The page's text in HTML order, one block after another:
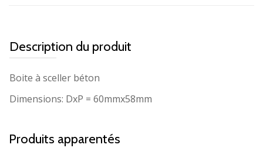
Description du produit
Boite à sceller béton
Dimensions: DxP = 60mmx58mm
Produits apparentés